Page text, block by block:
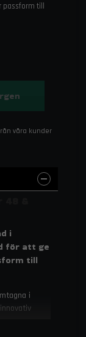
till
våra kunder
i
för att ge
till
i
på plats